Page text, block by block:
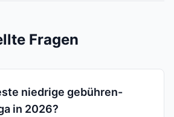
Fragen
niedrige gebühren-
in 2026?